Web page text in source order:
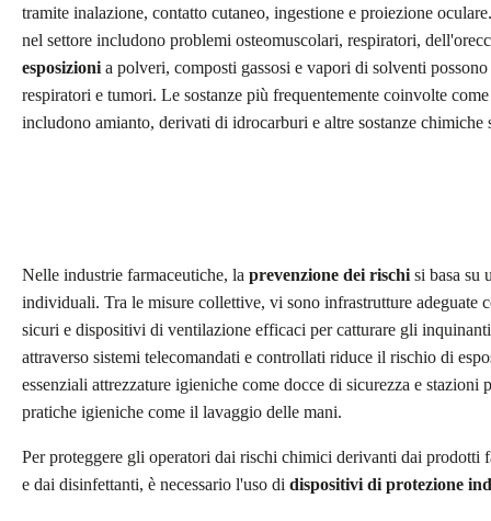
tramite inalazione, contatto cutaneo, ingestione e proiezione
nel settore includono problemi osteomuscolari, respiratori,
esposizioni a polveri, composti gassosi e vapori di solventi
respiratori e tumori. Le sostanze più frequentemente coinvolte
includono amianto, derivati di idrocarburi e altre sostanze chimiche
Nelle industrie farmaceutiche, la prevenzione dei rischi si basa su
individuali. Tra le misure collettive, vi sono infrastrutture adeguate
sicuri e dispositivi di ventilazione efficaci per catturare gli
attraverso sistemi telecomandati e controllati riduce il rischio di
essenziali attrezzature igieniche come docce di sicurezza e
pratiche igieniche come il lavaggio delle mani.
Per proteggere gli operatori dai rischi chimici derivanti dai prodotti
e dai disinfettanti, è necessario l'uso di dispositivi di protezione